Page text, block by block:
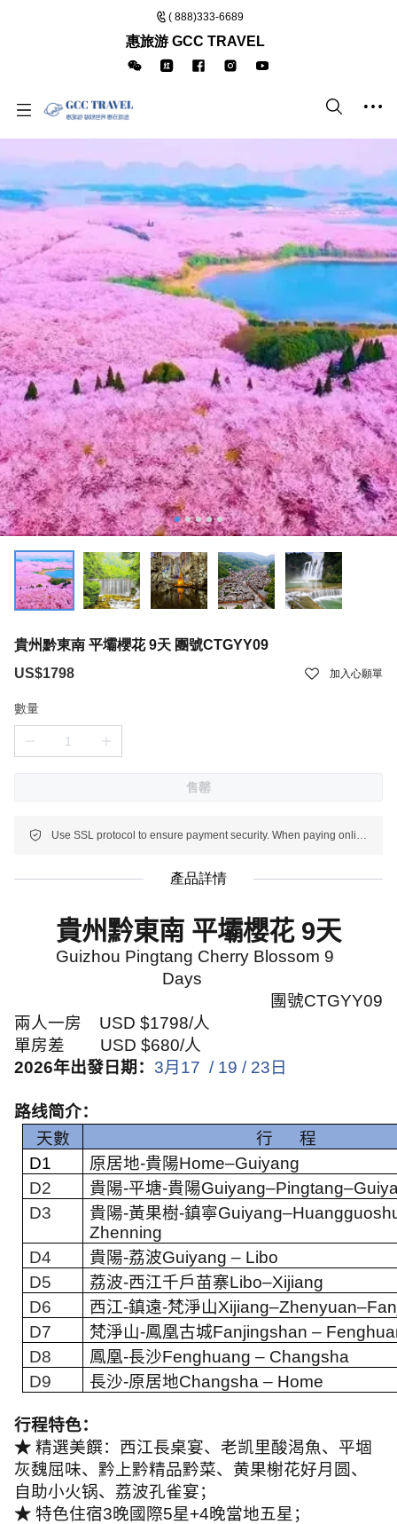
( 888)333-6689
惠旅游 GCC TRAVEL
貴州黔東南 平壩櫻花 9天 團號CTGYY09
US$1798
加入心願單
數量
售罄
Use SSL protocol to ensure payment security. When paying online, your payment information is protected.
產品詳情
貴州黔東南 平壩櫻花9天
Guizhou Pingtang Cherry Blossom 9
Days
團號CTGYY09
兩人一房
USD $1798/人
單房差
USD $680/人
2026年出發日期： 3月 17 / 19 / 23 日
路线简介：
天數
行
程
D1
原居地-貴陽Home–Guiyang
D2
貴陽-平塘-貴陽
D3
貴陽-黃果樹-鎮寧
Zhenning
D4
貴陽-荔波Guiyang – Libo
D5
荔波-西江千戶苗寨Libo–Xijiang
D6
西江-鎮遠-梵淨山
D7
梵淨山-鳳凰古城Fanjingshan –
D8
鳳凰-長沙Fenghuang – Changsha
D9
長沙-原居地Changsha – Home
行程特色：
★ 精選美饌：西江長桌宴、老凯里酸渴魚、平堌
灰魏屈味、黔上黔精品黔菜、黄果榭花好月圆、
自助小火锅、荔波孔雀宴；
★ 特色住宿3晚國際5星+4晚當地五星；